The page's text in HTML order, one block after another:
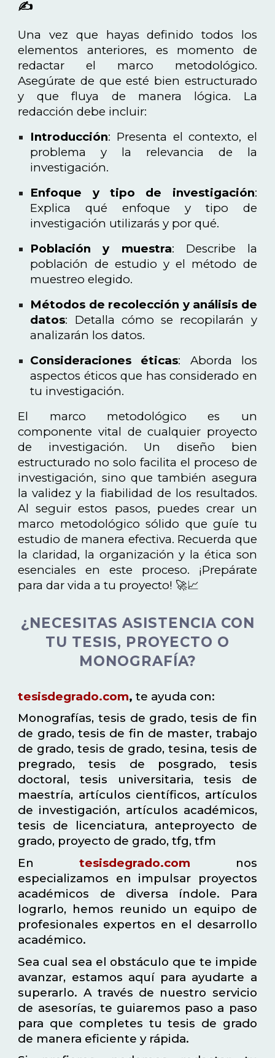
✍️
Una vez que hayas definido todos los
elementos anteriores, es momento de
redactar el marco metodológico.
Asegúrate de que esté bien estructurado
y que fluya de manera lógica. La
redacción debe incluir:
Introducción: Presenta el contexto, el
problema y la relevancia de la
investigación.
Enfoque y tipo de investigación:
Explica qué enfoque y tipo de
investigación utilizarás y por qué.
Población y muestra: Describe la
población de estudio y el método de
muestreo elegido.
Métodos de recolección y análisis de
datos: Detalla cómo se recopilarán y
analizarán los datos.
Consideraciones éticas: Aborda los
aspectos éticos que has considerado en
tu investigación.
El marco metodológico es un
componente vital de cualquier proyecto
de investigación. Un diseño bien
estructurado no solo facilita el proceso de
investigación, sino que también asegura
la validez y la fiabilidad de los resultados.
Al seguir estos pasos, puedes crear un
marco metodológico sólido que guíe tu
estudio de manera efectiva. Recuerda que
la claridad, la organización y la ética son
esenciales en este proceso. ¡Prepárate
para dar vida a tu proyecto! 🚀📈
¿NECESITAS ASISTENCIA CON
TU TESIS, PROYECTO O
MONOGRAFÍA?
tesisdegrado.com, te ayuda con:
Monografías, tesis de grado, tesis de fin
de grado, tesis de fin de master, trabajo
de grado, tesis de grado, tesina, tesis de
pregrado, tesis de posgrado, tesis
doctoral, tesis universitaria, tesis de
maestría, artículos científicos, artículos
de investigación, artículos académicos,
tesis de licenciatura, anteproyecto de
grado, proyecto de grado, tfg, tfm
En tesisdegrado.com nos
especializamos en impulsar proyectos
académicos de diversa índole. Para
lograrlo, hemos reunido un equipo de
profesionales expertos en el desarrollo
académico.
Sea cual sea el obstáculo que te impide
avanzar, estamos aquí para ayudarte a
superarlo. A través de nuestro servicio
de asesorías, te guiaremos paso a paso
para que completes tu tesis de grado
de manera eficiente y rápida.